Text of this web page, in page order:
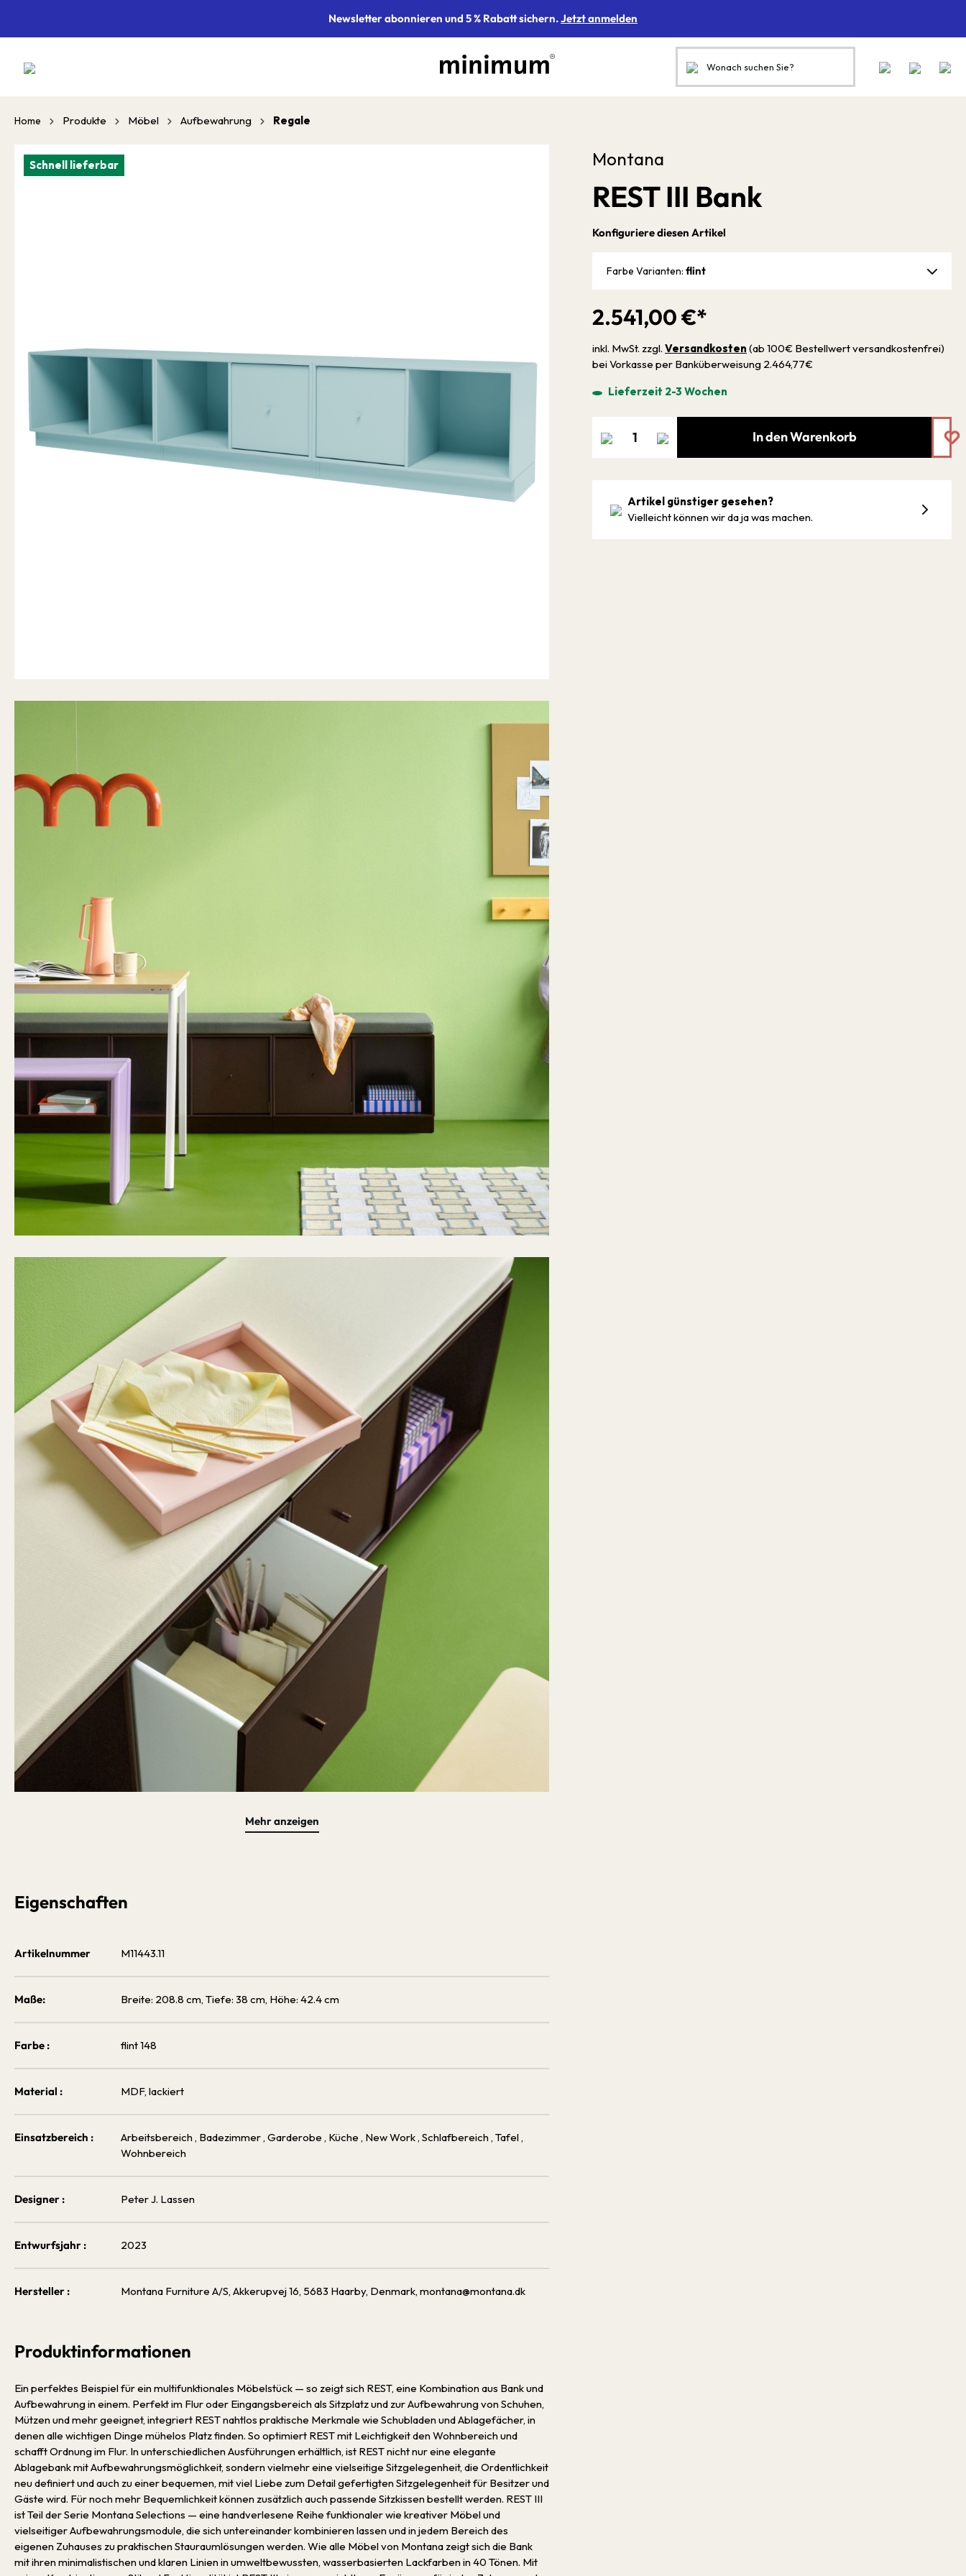
Newsletter abonnieren und 5 % Rabatt sichern.Jetzt anmelden
Home Produkte Möbel Aufbewahrung Regale
Schnell lieferbar
Mehr anzeigen
Eigenschaften
Artikelnummer M11443.11
Maße: Breite: 208.8 cm, Tiefe: 38 cm, Höhe: 42.4 cm
Farbe : flint 148
Material : MDF, lackiert
Einsatzbereich : Arbeitsbereich , Badezimmer, Garderobe , Küche , New Work, Schlafbereich , Tafel,
Wohnbereich
Designer : Peter J. Lassen
Entwurfsjahr : 2023
Hersteller : Montana Furniture A/S, Akkerupvej 16, 5683 Haarby, Denmark, montana@montana.dk
Produktinformationen
Ein perfektes Beispiel für ein multifunktionales Möbelstück — so zeigt sich REST, eine Kombination aus Bank und
Aufbewahrung in einem. Perfekt im Flur oder Eingangsbereich als Sitzplatz und zur Aufbewahrung von Schuhen,
Mützen und mehr geeignet, integriert REST nahtlos praktische Merkmale wie Schubladen und Ablagefächer, in
denen alle wichtigen Dinge mühelos Platz finden. So optimiert REST mit Leichtigkeit den Wohnbereich und
schafft Ordnung im Flur. In unterschiedlichen Ausführungen erhältlich, ist REST nicht nur eine elegante
Ablagebank mit Aufbewahrungsmöglichkeit, sondern vielmehr eine vielseitige Sitzgelegenheit, die Ordentlichkeit
neu definiert und auch zu einer bequemen, mit viel Liebe zum Detail gefertigten Sitzgelegenheit für Besitzer und
Gäste wird. Für noch mehr Bequemlichkeit können zusätzlich auch passende Sitzkissen bestellt werden. REST III
ist Teil der Serie Montana Selections — eine handverlesene Reihe funktionaler wie kreativer Möbel und
vielseitiger Aufbewahrungsmodule, die sich untereinander kombinieren lassen und in jedem Bereich des
eigenen Zuhauses zu praktischen Stauraumlösungen werden. Wie alle Möbel von Montana zeigt sich die Bank
mit ihren minimalistischen und klaren Linien in umweltbewussten, wasserbasierten Lackfarben in 40 Tönen. Mit
Montana
REST III Bank
2.541,00 €*
inkl. MwSt. zzgl. Versandkosten (ab 100€ Bestellwert versandkostenfrei)
bei Vorkasse per Banküberweisung 2.464,77€
Lieferzeit 2-3 Wochen
Konfiguriere diesen Artikel
Farbe Varianten: flint
In den Warenkorb
Artikel günstiger gesehen?
Vielleicht können wir da ja was machen.